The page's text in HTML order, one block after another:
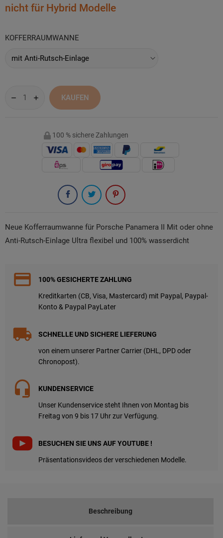
nicht für Hybrid Modelle
KOFFERRAUMWANNE
KAUFEN
100 % sichere Zahlungen
Neue Kofferraumwanne für Porsche Panamera II Mit oder ohne
Anti-Rutsch-Einlage Ultra flexibel und 100% wasserdicht
100% GESICHERTE ZAHLUNG
Kreditkarten (CB, Visa, Mastercard) mit Paypal, Paypal-
Konto & Paypal PayLater
SCHNELLE UND SICHERE LIEFERUNG
von einem unserer Partner Carrier (DHL, DPD oder
Chronopost).
KUNDENSERVICE
Unser Kundenservice steht Ihnen von Montag bis
Freitag von 9 bis 17 Uhr zur Verfügung.
BESUCHEN SIE UNS AUF YOUTUBE !
Präsentationsvideos der verschiedenen Modelle.
Beschreibung